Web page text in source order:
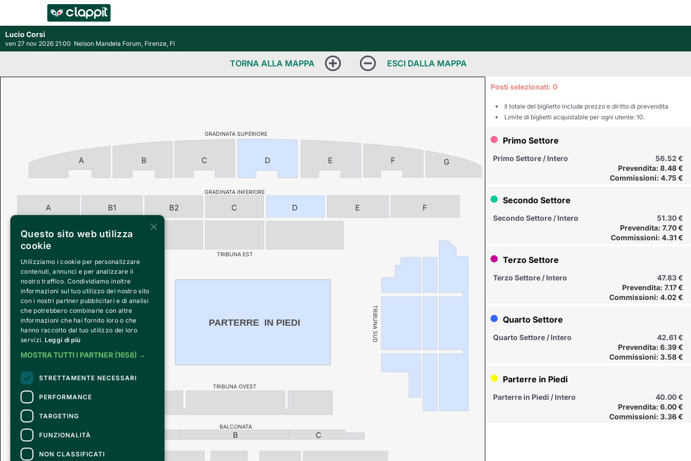
Lucio Corsi
ven 27 nov 2026 21:00 Nelson Mandela Forum, Firenze, FI
PALCO PARTERRE  IN PIEDI TRIBUNA SUD
A B C D E F G
A B1 B2 C E F
TRIBUNA EST
TRIBUNA OVEST
BALCONATA
D
GRADINATA INFERIORE
GRADINATA SUPERIORE
B C
Posti selezionati: 0
Il totale del biglietto include prezzo e diritto di prevendita
Limite di biglietti acquistabile per ogni utente: 10.
Primo Settore
Primo Settore / Intero
56.52 €
Prevendita: 8.48 €
Commissioni: 4.75 €
Secondo Settore
Secondo Settore / Intero
51.30 €
Prevendita: 7.70 €
Commissioni: 4.31 €
Terzo Settore
Terzo Settore / Intero
47.83 €
Prevendita: 7.17 €
Commissioni: 4.02 €
Quarto Settore
Quarto Settore / Intero
42.61 €
Prevendita: 6.39 €
Commissioni: 3.58 €
Parterre in Piedi
Parterre in Piedi / Intero
40.00 €
Prevendita: 6.00 €
Commissioni: 3.36 €
×
Questo sito web utilizza
cookie
Utilizziamo i cookie per personalizzare
contenuti, annunci e per analizzare il
nostro traffico. Condividiamo inoltre
informazioni sul tuo utilizzo del nostro sito
con i nostri partner pubblicitari e di analisi
che potrebbero combinarle con altre
informazioni che hai fornito loro o che
hanno raccolto dal tuo utilizzo dei loro
servizi. Leggi di più
MOSTRA TUTTI I PARTNER (1658) →
STRETTAMENTE NECESSARI
PERFORMANCE
TARGETING
FUNZIONALITÀ
NON CLASSIFICATI